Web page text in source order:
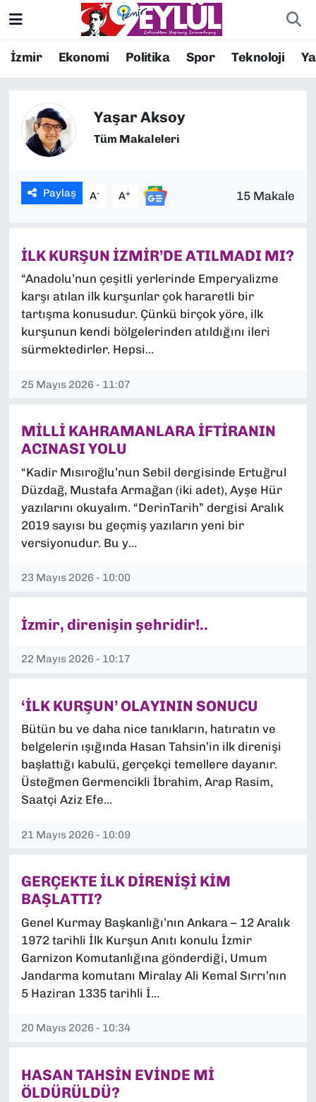
İzmir Ekonomi Politika Spor Teknoloji
Yaşar Aksoy
Tüm Makaleleri
Paylaş A- A+ 15 Makale
İLK KURŞUN İZMİR’DE ATILMADI MI?
“Anadolu’nun çeşitli yerlerinde Emperyalizme
karşı atılan ilk kurşunlar çok hararetli bir
tartışma konusudur. Çünkü birçok yöre, ilk
kurşunun kendi bölgelerinden atıldığını ileri
sürmektedirler. Hepsi...
25 Mayıs 2026 - 11:07
MİLLİ KAHRAMANLARA İFTİRANIN
ACINASI YOLU
“Kadir Mısıroğlu’nun Sebil dergisinde Ertuğrul
Düzdağ, Mustafa Armağan (iki adet), Ayşe Hür
yazılarını okuyalım. “DerinTarih” dergisi Aralık
2019 sayısı bu geçmiş yazıların yeni bir
versiyonudur. Bu y...
23 Mayıs 2026 - 10:00
İzmir, direnişin şehridir!..
22 Mayıs 2026 - 10:17
‘İLK KURŞUN’ OLAYININ SONUCU
Bütün bu ve daha nice tanıkların, hatıratın ve
belgelerin ışığında Hasan Tahsin’in ilk direnişi
başlattığı kabulü, gerçekçi temellere dayanır.
Üsteğmen Germencikli İbrahim, Arap Rasim,
Saatçi Aziz Efe...
21 Mayıs 2026 - 10:09
GERÇEKTE İLK DİRENİŞİ KİM
BAŞLATTI?
Genel Kurmay Başkanlığı’nın Ankara – 12 Aralık
1972 tarihli İlk Kurşun Anıtı konulu İzmir
Garnizon Komutanlığına gönderdiği, Umum
Jandarma komutanı Miralay Ali Kemal Sırrı’nın
5 Haziran 1335 tarihli İ...
20 Mayıs 2026 - 10:34
HASAN TAHSİN EVİNDE Mİ
ÖLDÜRÜLDÜ?
Resmi İlanlar
DÜNYA
EĞİTİM
EKONOMİ
MAGAZİN
POLİTİKA
SAĞLIK
SPOR
YAŞAM
YEREL YÖNETİMLER
Konak Nöbetçi Eczaneler
Konak Trafik Yoğunluk Haritası
Süper Lig Puan Durumu ve Fikstür
Tüm Manşetler
Haber Arşivi